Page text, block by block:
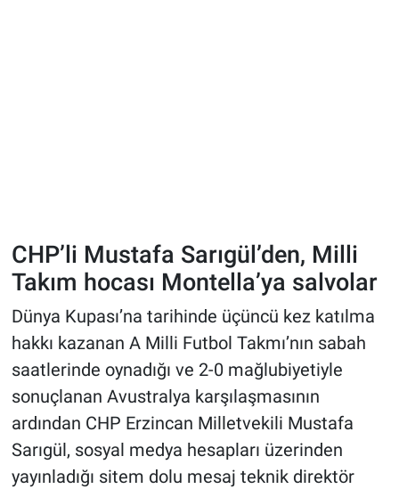
CHP’li Mustafa Sarıgül’den, Milli
Takım hocası Montella’ya salvolar
Dünya Kupası’na tarihinde üçüncü kez katılma
hakkı kazanan A Milli Futbol Takmı’nın sabah
saatlerinde oynadığı ve 2-0 mağlubiyetiyle
sonuçlanan Avustralya karşılaşmasının
ardından CHP Erzincan Milletvekili Mustafa
Sarıgül, sosyal medya hesapları üzerinden
yayınladığı sitem dolu mesaj teknik direktör